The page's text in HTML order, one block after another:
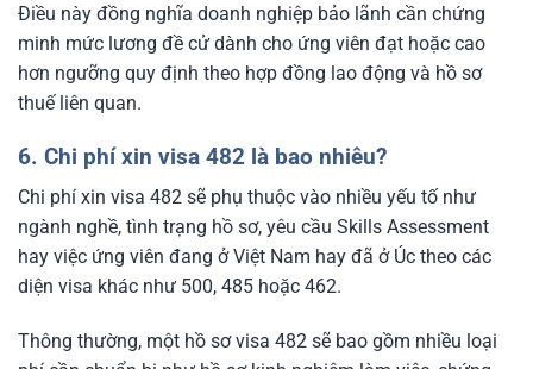
Điều này đồng nghĩa doanh nghiệp bảo lãnh cần chứng
minh mức lương đề cử dành cho ứng viên đạt hoặc cao
hơn ngưỡng quy định theo hợp đồng lao động và hồ sơ
thuế liên quan.
6. Chi phí xin visa 482 là bao nhiêu?
Chi phí xin visa 482 sẽ phụ thuộc vào nhiều yếu tố như
ngành nghề, tình trạng hồ sơ, yêu cầu Skills Assessment
hay việc ứng viên đang ở Việt Nam hay đã ở Úc theo các
diện visa khác như 500, 485 hoặc 462.
Thông thường, một hồ sơ visa 482 sẽ bao gồm nhiều loại